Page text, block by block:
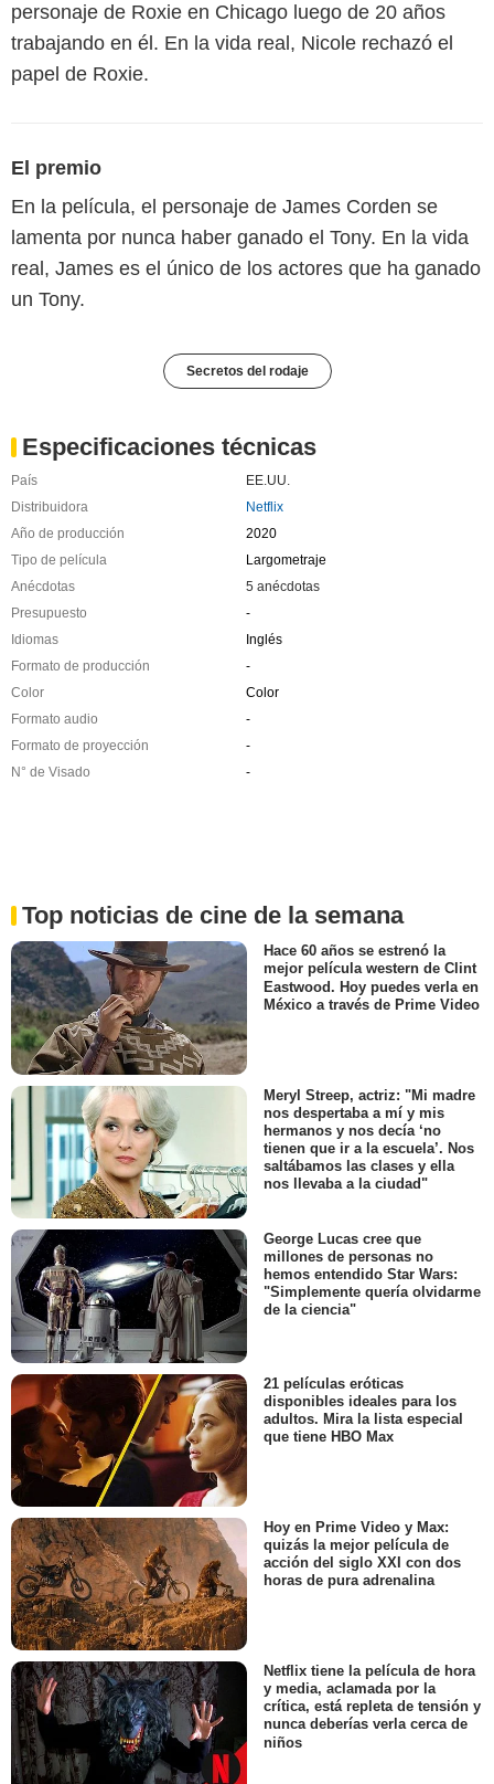
personaje de Roxie en Chicago luego de 20 años
trabajando en él. En la vida real, Nicole rechazó el
papel de Roxie.
El premio
En la película, el personaje de James Corden se
lamenta por nunca haber ganado el Tony. En la vida
real, James es el único de los actores que ha ganado
un Tony.
Secretos del rodaje
Especificaciones técnicas
País
EE.UU.
Distribuidora
Netflix
Año de producción
2020
Tipo de película
Largometraje
Anécdotas
5 anécdotas
Presupuesto
-
Idiomas
Inglés
Formato de producción
-
Color
Color
Formato audio
-
Formato de proyección
-
N° de Visado
-
Top noticias de cine de la semana
Hace 60 años se estrenó la
mejor película western de Clint
Eastwood. Hoy puedes verla en
México a través de Prime Video
Meryl Streep, actriz: "Mi madre
nos despertaba a mí y mis
hermanos y nos decía ‘no
tienen que ir a la escuela’. Nos
saltábamos las clases y ella
nos llevaba a la ciudad"
George Lucas cree que
millones de personas no
hemos entendido Star Wars:
"Simplemente quería olvidarme
de la ciencia"
21 películas eróticas
disponibles ideales para los
adultos. Mira la lista especial
que tiene HBO Max
Hoy en Prime Video y Max:
quizás la mejor película de
acción del siglo XXI con dos
horas de pura adrenalina
Netflix tiene la película de hora
y media, aclamada por la
crítica, está repleta de tensión y
nunca deberías verla cerca de
niños